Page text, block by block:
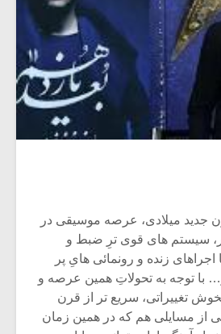
جدید میلادی، عرصه موسیقی در
سیستم های قوی ترِ ضبط و
زنده و رونمائی هایِ پر
با توجه به تحولاتِ همین عرصه و
تغییراتی، سریع تر از قرن
از مسایلی هم که در همین زمان